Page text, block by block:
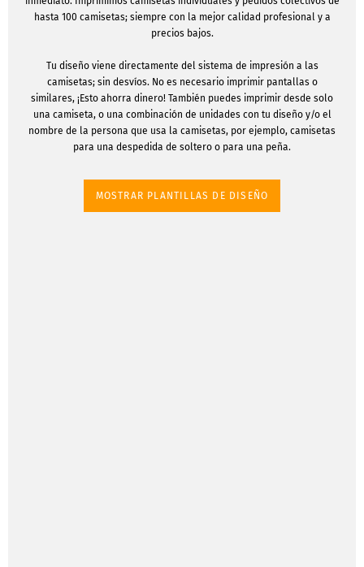
hasta 100 camisetas; siempre con la mejor calidad profesional y a
precios bajos.
Tu diseño viene directamente del sistema de impresión a las
camisetas; sin desvíos. No es necesario imprimir pantallas o
similares, ¡Esto ahorra dinero! También puedes imprimir desde solo
una camiseta, o una combinación de unidades con tu diseño y/o el
nombre de la persona que usa la camisetas, por ejemplo, camisetas
para una despedida de soltero o para una peña.
MOSTRAR PLANTILLAS DE DISEÑO